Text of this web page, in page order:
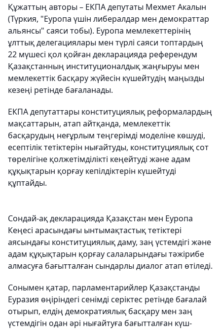
Құжаттың авторы – ЕКПА депутаты Мехмет Акалын
(Түркия, "Еуропа үшін либералдар мен демократтар
альянсы" саяси тобы). Еуропа мемлекеттерінің
ұлттық делегациялары мен түрлі саяси топтардың
22 мүшесі қол қойған декларацияда референдум
Қазақстанның институционалдық жаңғыруы мен
мемлекеттік басқару жүйесін күшейтудің маңызды
кезеңі ретінде бағаланады.
ЕКПА депутаттары конституциялық реформалардың
мақсаттарын, атап айтқанда, мемлекеттік
басқарудың неғұрлым теңгерімді моделіне көшуді,
есептілік тетіктерін нығайтуды, конституциялық сот
төрелігіне қолжетімділікті кеңейтуді және адам
құқықтарын қорғау кепілдіктерін күшейтуді
құптайды.
Сондай-ақ декларацияда Қазақстан мен Еуропа
Кеңесі арасындағы ынтымақтастық тетіктері
аясындағы конституциялық даму, заң үстемдігі және
адам құқықтарын қорғау салаларындағы тәжірибе
алмасуға бағытталған сындарлы диалог атап өтіледі.
Сонымен қатар, парламентарийлер Қазақстанды
Еуразия өңіріндегі сенімді серіктес ретінде бағалай
отырып, елдің демократиялық басқару мен заң
үстемдігін одан әрі нығайтуға бағытталған күш-